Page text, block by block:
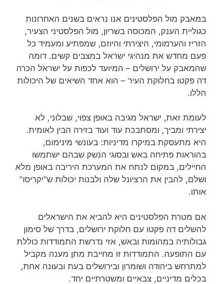
במאבק מול הפלסטינים אנו נראים בשנים האחרונות
כגוליית הענק, המכוסה בשריון, מול הפלסטיני הצעיר,
הזריז והערמומי, היצירתי והיוזם, שמפתיע ומעמיד כל
פעם מחדש את מנהיגי ישראל במצבים קשים. דומה
שהמאבק על ירושלים – המיועד לכפות על ישראל הכרה
דה פקטו בחלוקת העיר – הוא אחד השיאים של היכולות
הללו.
לעומת זאת, ישראל מגיבה באופן צפוי, שבלוני, לא
יצירתי ומביך, ומסתבכת עוד ועוד בזירה הבין לאומית.
היא מתעסקת במיקרו מדיניות: בעונשי מינימום,
בהוראות פתיחה באש ובסוגי הנשק שבהם ישתמשו
החיילים, במקום לנתח את המערכת היריבה באופן מלא
ושלם, להבין את הרציונל שלה ולבנות יכולות ש"יקריסו"
אותו.
אם מטרת הפלסטינים היא להביא את הישראלים
להשלים דה פקטו עם חלוקת ירושלים, בדרך של סימון
גבולותיה במהומות ובאש, אזי נדרשת התמודדות כוללת
עם התופעה. התמודדות זו מחייבת מתן מענה מקביל
למתרחש ביהודה ושומרון ובירושלים בעת ובעונה אחת,
בכלים מדיניים, צבאיים ומשטרתיים יחד.